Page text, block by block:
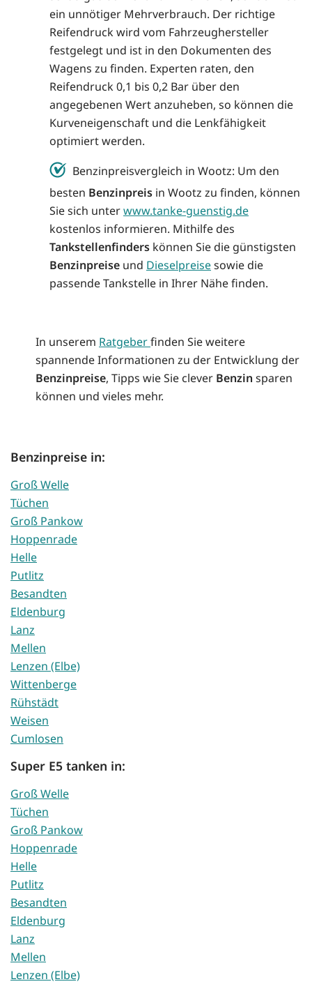
ein unnötiger Mehrverbrauch. Der richtige
Reifendruck wird vom Fahrzeughersteller
festgelegt und ist in den Dokumenten des
Wagens zu finden. Experten raten, den
Reifendruck 0,1 bis 0,2 Bar über den
angegebenen Wert anzuheben, so können die
Kurveneigenschaft und die Lenkfähigkeit
optimiert werden.
Benzinpreisvergleich in Wootz: Um den
besten Benzinpreis in Wootz zu finden, können
Sie sich unterwww.tanke-guenstig.de
kostenlos informieren. Mithilfe des
Tankstellenfinders können Sie die günstigsten
Benzinpreise und Dieselpreisesowie die
passende Tankstelle in Ihrer Nähe finden.
In unserem Ratgeberfinden Sie weitere
spannende Informationen zu der Entwicklung der
Benzinpreise, Tipps wie Sie clever Benzin sparen
können und vieles mehr.
Benzinpreise in:
Groß Welle
Tüchen
Groß Pankow
Hoppenrade
Helle
Putlitz
Besandten
Eldenburg
Lanz
Mellen
Lenzen (Elbe)
Wittenberge
Rühstädt
Weisen
Cumlosen
Super E5 tanken in:
Groß Welle
Tüchen
Groß Pankow
Hoppenrade
Helle
Putlitz
Besandten
Eldenburg
Lanz
Mellen
Lenzen (Elbe)